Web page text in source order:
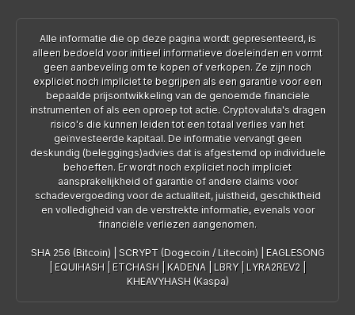
Alle informatie die op deze pagina wordt gepresenteerd, is
alleen bedoeld voor initieel informatieve doeleinden en vormt
geen aanbeveling om te kopen of verkopen. Ze zijn noch
expliciet noch impliciet te begrijpen als een garantie voor een
bepaalde prijsontwikkeling van de genoemde financiele
instrumenten of als een oproep tot actie. Cryptovaluta's dragen
risico's die kunnen leiden tot een totaal verlies van het
geïnvesteerde kapitaal. De informatie vervangt geen
deskundig (beleggings)advies dat is afgestemd op individuele
behoeften. Er wordt noch expliciet noch impliciet
aansprakelijkheid of garantie of andere claims voor
schadevergoeding voor de actualiteit, juistheid, geschiktheid
en volledigheid van de verstrekte informatie, evenals voor
financiële verliezen aangenomen.
SHA 256 (Bitcoin) SCRYPT (Dogecoin / Litecoin)
EAGLESONG
EQUIHASH ETCHASH KADENA LBRY| LYRA2REV2
KHEAVYHASH (Kaspa)